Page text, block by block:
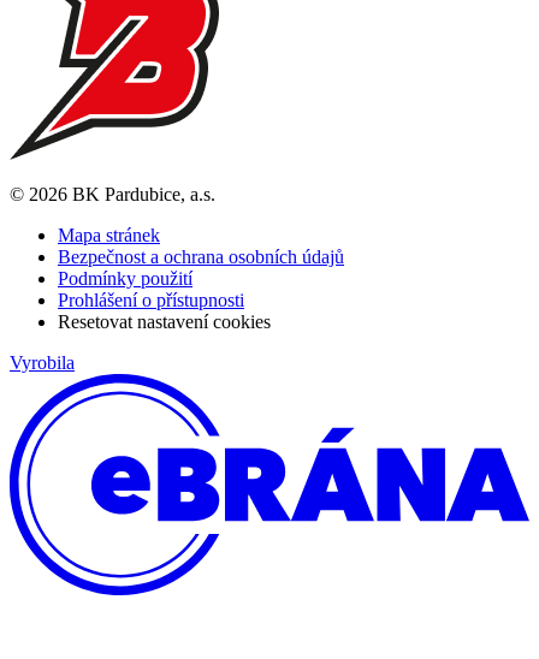
© 2026 BK Pardubice, a.s.
Mapa stránek
Bezpečnost a ochrana osobních údajů
Podmínky použití
Prohlášení o přístupnosti
Resetovat nastavení cookies
Vyrobila